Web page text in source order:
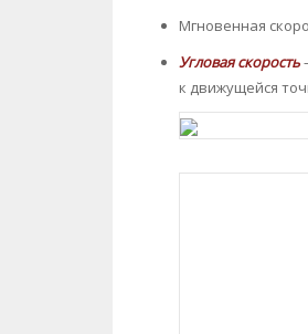
Мгновенная
Угловая скорость
к движущейся